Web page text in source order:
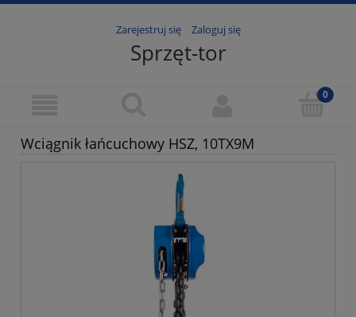
Zarejestruj się Zaloguj się
Sprzęt-tor
Wciągnik łańcuchowy HSZ, 10TX9M